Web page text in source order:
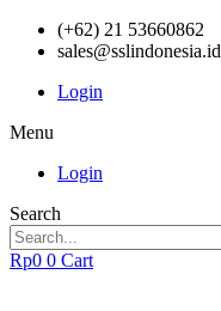
(+62) 21 53660862
sales@sslindonesia.id
Login
Menu
Login
Search
Rp0 0 Cart